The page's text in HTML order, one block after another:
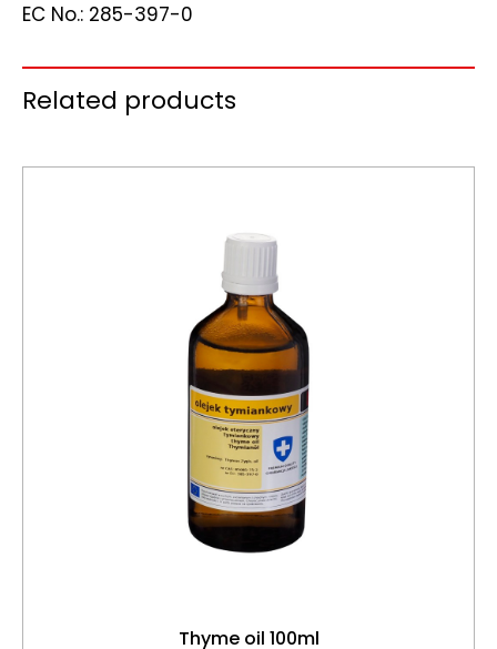
EC No.: 285-397-0
Related products
Thyme oil 100ml